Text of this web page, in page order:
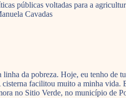
públicas voltadas para a
Cavadas
linha da pobreza. Hoje, eu tenho de
facilitou muito a minha vida.
no Sitio Verde, no município de